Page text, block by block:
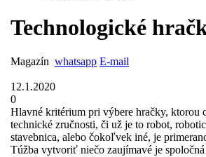
Technologické
Magazín whatsapp E-mail
12.1.2020
0
Hlavné kritérium pri výbere hračky, ktorou
technické zručnosti, či už je to robot,
stavebnica, alebo čokoľvek iné, je
Túžba vytvoriť niečo zaujímavé je